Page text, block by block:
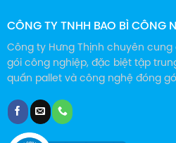
CÔNG TY TNHH BAO BÌ CÔNG
Công ty Hưng Thịnh chuyên
gói công nghiệp, đặc biệt tập
quấn pallet và công nghệ đóng